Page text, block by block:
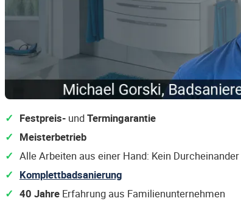
Festpreis- undTermingarantie
Meisterbetrieb
Alle Arbeiten aus einer Hand: Kein
Komplettbadsanierung
40 Jahre Erfahrung aus Familienunternehmen